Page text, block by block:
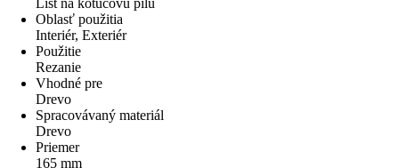
List na kotúčovú pílu
Oblasť použitia
Interiér, Exteriér
Použitie
Rezanie
Vhodné pre
Drevo
Spracovávaný materiál
Drevo
Priemer
165 mm